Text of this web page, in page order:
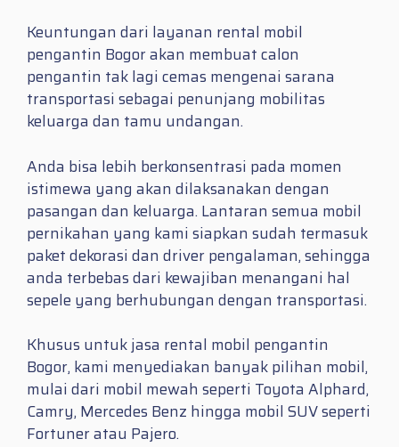
Keuntungan dari layanan rental mobil
pengantin Bogor akan membuat calon
pengantin tak lagi cemas mengenai sarana
transportasi sebagai penunjang mobilitas
keluarga dan tamu undangan.
Anda bisa lebih berkonsentrasi pada momen
istimewa yang akan dilaksanakan dengan
pasangan dan keluarga. Lantaran semua mobil
pernikahan yang kami siapkan sudah termasuk
paket dekorasi dan driver pengalaman, sehingga
anda terbebas dari kewajiban menangani hal
sepele yang berhubungan dengan transportasi.
Khusus untuk jasa rental mobil pengantin
Bogor, kami menyediakan banyak pilihan mobil,
mulai dari mobil mewah seperti Toyota Alphard,
Camry, Mercedes Benz hingga mobil SUV seperti
Fortuner atau Pajero.